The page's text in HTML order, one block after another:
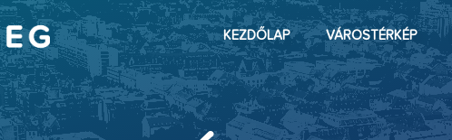
KEZDŐLAP VÁROSTÉRKÉP